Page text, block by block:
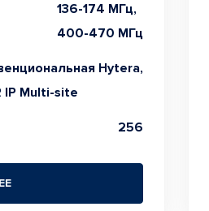
136-174 МГц,
400-470 МГц
Hytera,
IP Multi-site
256